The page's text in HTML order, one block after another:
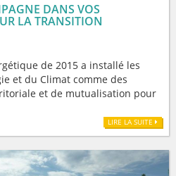
DANS VOS
LA TRANSITION
de 2015 a installé les
et du Climat comme des
et de mutualisation pour
LIRE LA SUITE